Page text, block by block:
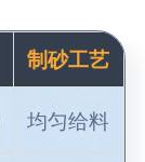
制砂工艺
均匀给料